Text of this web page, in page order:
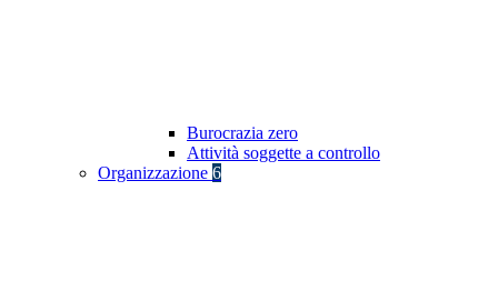
Burocrazia zero
Attività soggette a controllo
Organizzazione 6